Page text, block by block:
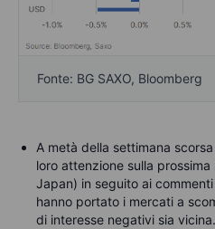
Fonte: BG SAXO, Bloomberg
A metà della settimana
loro attenzione sulla
Japan) in seguito ai
hanno portato i mercati a
di interesse negativi sia vicina.